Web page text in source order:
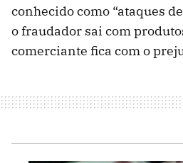
conhecido como “ataques
o fraudador sai com
comerciante fica com o